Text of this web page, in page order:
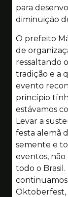
para
diminuição
O prefeito
de
ressaltando
tradição e a
evento
princípio
estávamos
Levar a
festa alemã
semente e
eventos,
todo o
continuamos
Oktoberfest,